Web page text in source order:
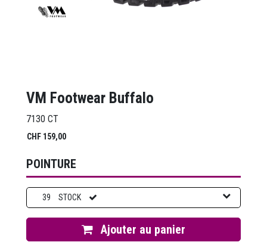
VM Footwear Buffalo
7130 CT
CHF 159,00
POINTURE
39 STOCK
Ajouter au panier